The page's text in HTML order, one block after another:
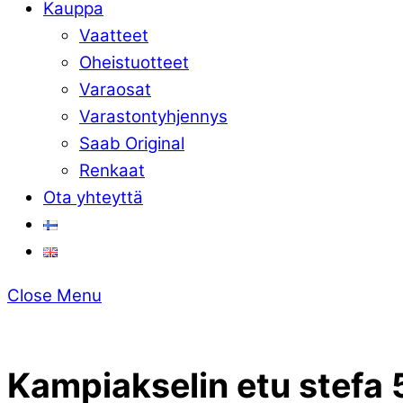
Kauppa
Vaatteet
Oheistuotteet
Varaosat
Varastontyhjennys
Saab Original
Renkaat
Ota yhteyttä
Close Menu
Kampiakselin etu stefa